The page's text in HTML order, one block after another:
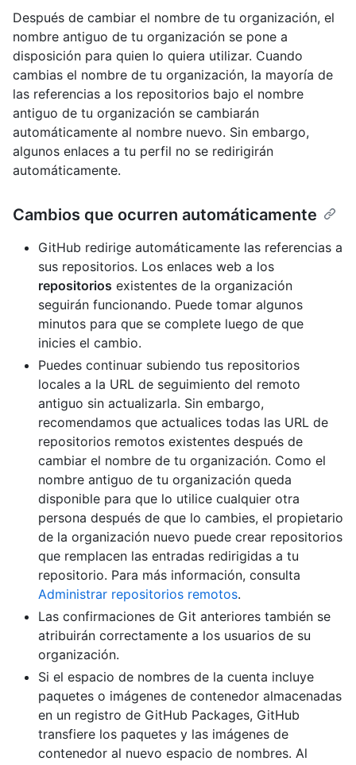
Después de cambiar el nombre de tu organización, el
nombre antiguo de tu organización se pone a
disposición para quien lo quiera utilizar. Cuando
cambias el nombre de tu organización, la mayoría de
las referencias a los repositorios bajo el nombre
antiguo de tu organización se cambiarán
automáticamente al nombre nuevo. Sin embargo,
algunos enlaces a tu perfil no se redirigirán
automáticamente.
Cambios que ocurren automáticamente
GitHub redirige automáticamente las referencias a
sus repositorios. Los enlaces web a los
repositorios existentes de la organización
seguirán funcionando. Puede tomar algunos
minutos para que se complete luego de que
inicies el cambio.
Puedes continuar subiendo tus repositorios
locales a la URL de seguimiento del remoto
antiguo sin actualizarla. Sin embargo,
recomendamos que actualices todas las URL de
repositorios remotos existentes después de
cambiar el nombre de tu organización. Como el
nombre antiguo de tu organización queda
disponible para que lo utilice cualquier otra
persona después de que lo cambies, el propietario
de la organización nuevo puede crear repositorios
que remplacen las entradas redirigidas a tu
repositorio. Para más información, consulta
Administrar repositorios remotos.
Las confirmaciones de Git anteriores también se
atribuirán correctamente a los usuarios de su
organización.
Si el espacio de nombres de la cuenta incluye
paquetes o imágenes de contenedor almacenadas
en un registro de GitHub Packages, GitHub
transfiere los paquetes y las imágenes de
contenedor al nuevo espacio de nombres. Al